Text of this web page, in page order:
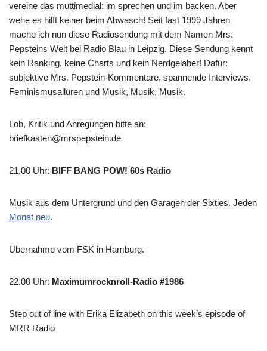
vereine das muttimedial: im sprechen und im backen. Aber
wehe es hilft keiner beim Abwasch! Seit fast 1999 Jahren
mache ich nun diese Radiosendung mit dem Namen Mrs.
Pepsteins Welt bei Radio Blau in Leipzig. Diese Sendung kennt
kein Ranking, keine Charts und kein Nerdgelaber! Dafür:
subjektive Mrs. Pepstein-Kommentare, spannende Interviews,
Feminismusallüren und Musik, Musik, Musik.
Lob, Kritik und Anregungen bitte an:
briefkasten@mrspepstein.de
21.00 Uhr: BIFF BANG POW! 60s Radio
Musik aus dem Untergrund und den Garagen der Sixties. Jeden
Monat neu.
Übernahme vom FSK in Hamburg.
22.00 Uhr: Maximumrocknroll-Radio #1986
Step out of line with Erika Elizabeth on this week’s episode of
MRR Radio